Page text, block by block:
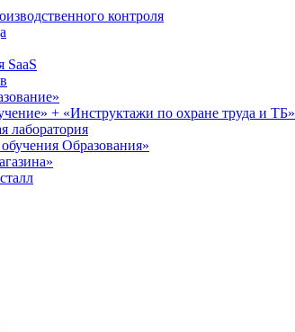
контроля
SaaS
+ «Инструктажи по охране труда и ТБ»
лаборатория
Образования»